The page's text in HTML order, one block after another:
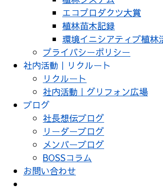
エコプロダクツ大賞
植林苗木記録
環境イニシアティブ植林
プライバシーポリシー
社内活動｜リクルート
リクルート
社内活動｜グリフォン広場
ブログ
社長想伝ブログ
リーダーブログ
メンバーブログ
BOSSコラム
お問い合わせ